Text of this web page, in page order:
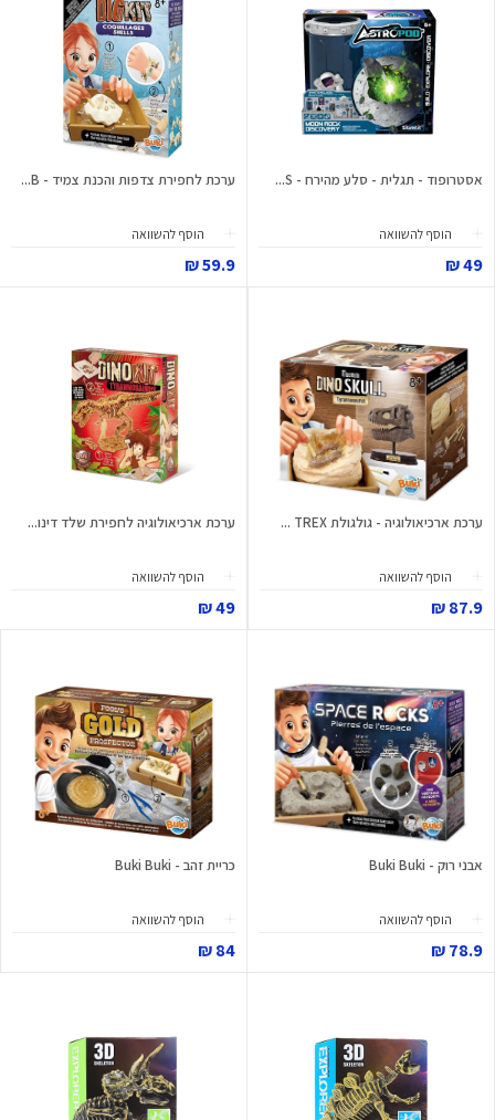
אסטרופוד - תגלית - סלע מהירח - S...
הוסף להשוואה
49 ₪
ערכת לחפירת צדפות והכנת צמיד - B...
הוסף להשוואה
59.9 ₪
ערכת ארכיאולוגיה - גולגולת TREX ...
הוסף להשוואה
87.9 ₪
ערכת ארכיאולוגיה לחפירת שלד דינו...
הוסף להשוואה
49 ₪
אבני רוק - Buki Buki
הוסף להשוואה
78.9 ₪
כריית זהב - Buki Buki
הוסף להשוואה
84 ₪